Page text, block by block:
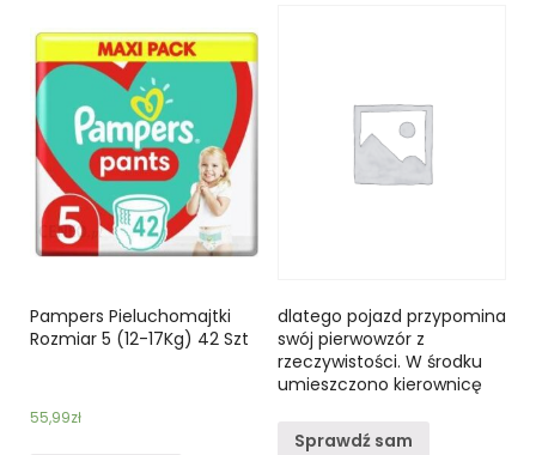
Pampers Pieluchomajtki
Rozmiar 5 (12-17Kg) 42 Szt
55,99zł
dlatego pojazd przypomina
swój pierwowzór z
rzeczywistości. W środku
umieszczono kierownicę
Sprawdź sam